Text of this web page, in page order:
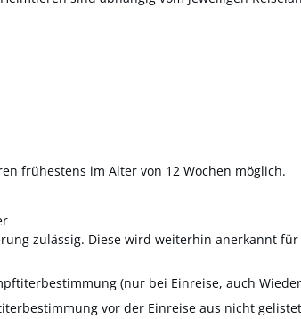
frühestens im Alter von 12 Wochen möglich.
zulässig. Diese wird weiterhin anerkannt
(nur bei Einreise, auch
vor der Einreise aus nicht